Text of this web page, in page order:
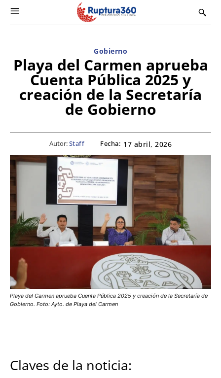
Gobierno
Playa del Carmen aprueba
Cuenta Pública 2025 y
creación de la Secretaría
de Gobierno
Autor:Staff Fecha: 17 abril, 2026
Playa del Carmen aprueba Cuenta Pública 2025 y creación de la Secretaría de
Gobierno. Foto: Ayto. de Playa del Carmen
Claves de la noticia: